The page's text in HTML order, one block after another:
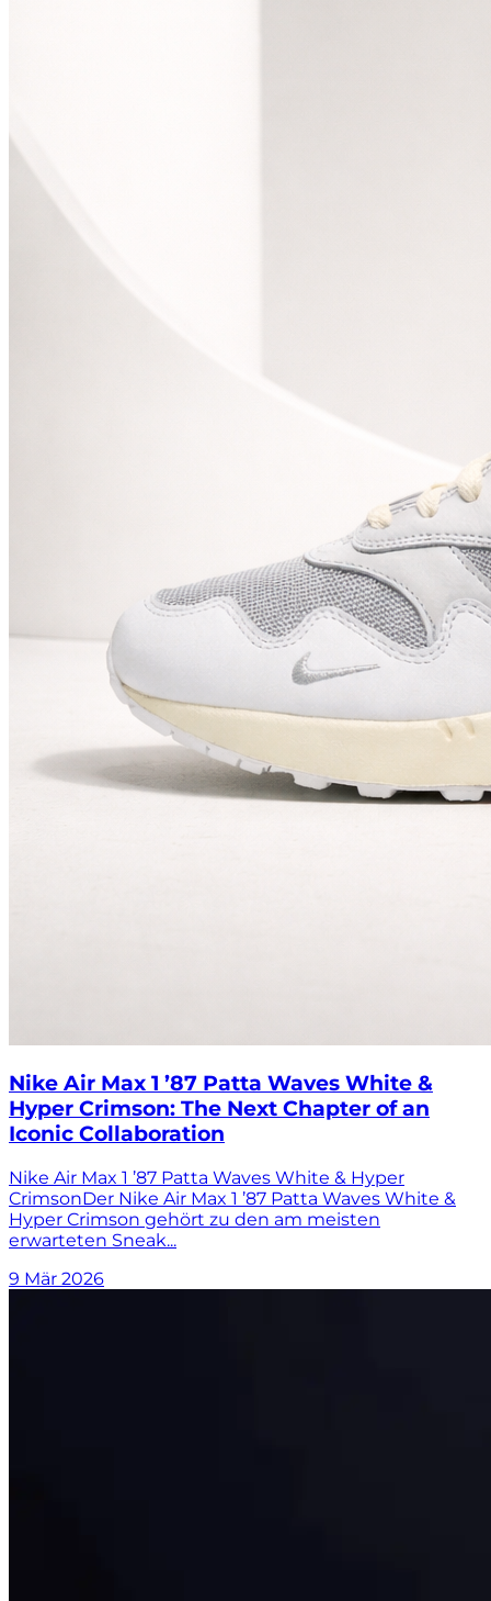
Nike Air Max 1 ’87 Patta Waves White &
Hyper Crimson: The Next Chapter of an
Iconic Collaboration
Nike Air Max 1 ’87 Patta Waves White & Hyper
CrimsonDer Nike Air Max 1 ’87 Patta Waves White &
Hyper Crimson gehört zu den am meisten
erwarteten Sneak...
9 Mär 2026